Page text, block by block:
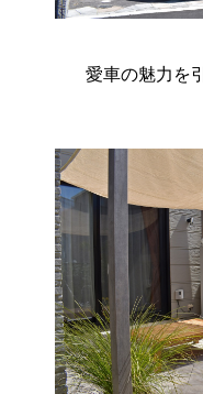
愛車の魅力を